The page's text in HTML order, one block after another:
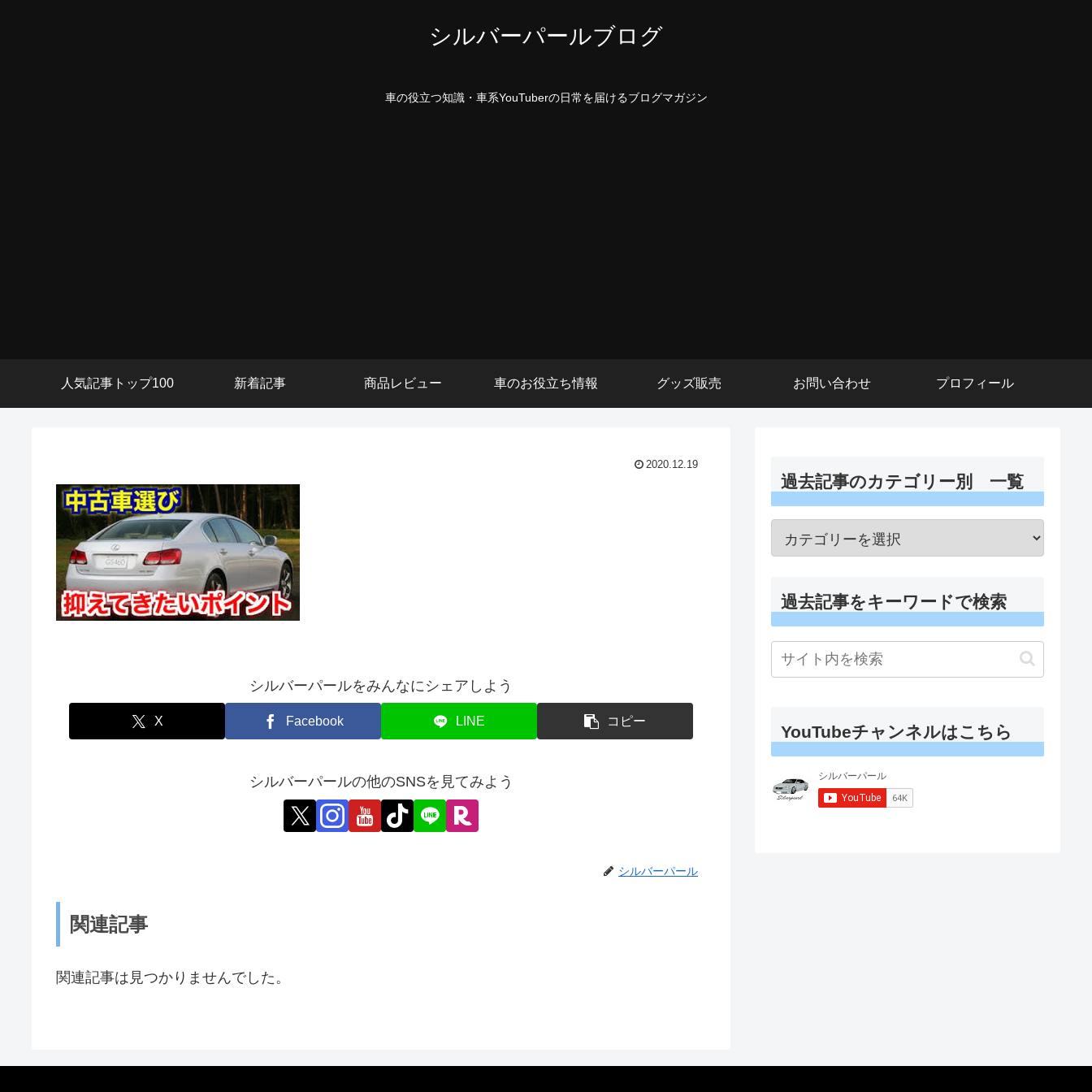
シルバーパールブログ
車の役立つ知識・車系YouTuberの日常を届けるブログマガジン
人気記事トップ100 新着記事 商品レビュー 車のお役立ち情報 グッズ販売 お問い合わせ プロフィール
2020.12.19
シルバーパールをみんなにシェアしよう
X Facebook LINE コピー
シルバーパールの他のSNSを見てみよう
シルバーパール
関連記事
関連記事は見つかりませんでした。
過去記事のカテゴリー別 一覧
過去記事をキーワードで検索
YouTubeチャンネルはこちら